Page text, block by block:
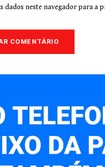
dados neste navegador para a